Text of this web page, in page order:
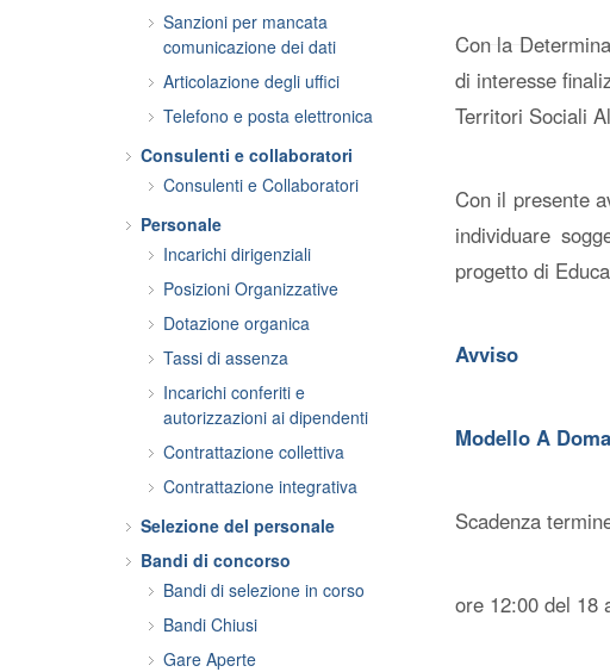
Sanzioni per mancata
comunicazione dei dati
Articolazione degli uffici
Telefono e posta elettronica
Consulenti e collaboratori
Consulenti e Collaboratori
Personale
Incarichi dirigenziali
Posizioni Organizzative
Dotazione organica
Tassi di assenza
Incarichi conferiti e
autorizzazioni ai dipendenti
Contrattazione collettiva
Contrattazione integrativa
Selezione del personale
Bandi di concorso
Bandi di selezione in corso
Bandi Chiusi
Gare Aperte
Con la
di interesse
Territori Sociali
Con il presente
individuare
progetto di
Avviso
Modello A
Scadenza
ore 12:00 del 18